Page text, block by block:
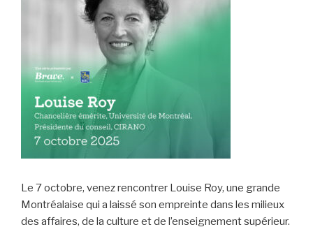
Le 7 octobre, venez rencontrer Louise Roy, une grande
Montréalaise qui a laissé son empreinte dans les milieux
des affaires, de la culture et de l’enseignement supérieur.